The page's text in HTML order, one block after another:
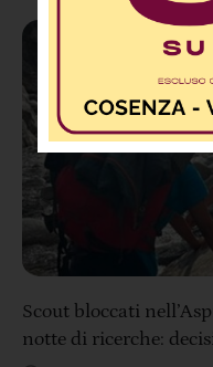
Scout bloccati
notte di ricerche: